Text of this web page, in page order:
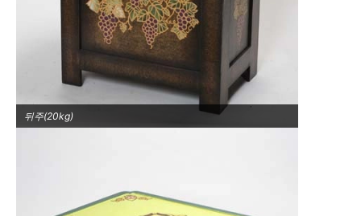
뒤주(20kg)